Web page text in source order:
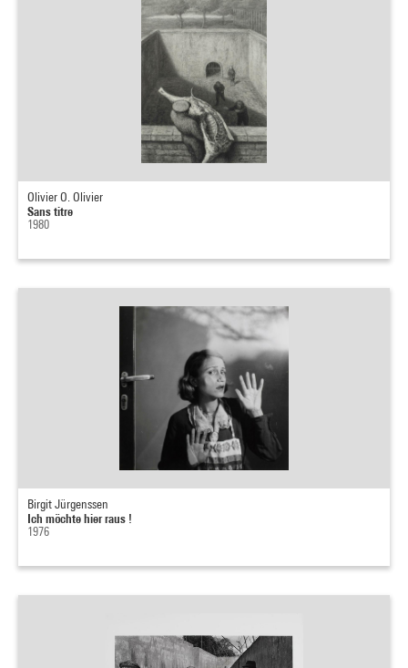
Olivier O. Olivier
Sans titre
1980
Birgit Jürgenssen
Ich möchte hier raus !
1976